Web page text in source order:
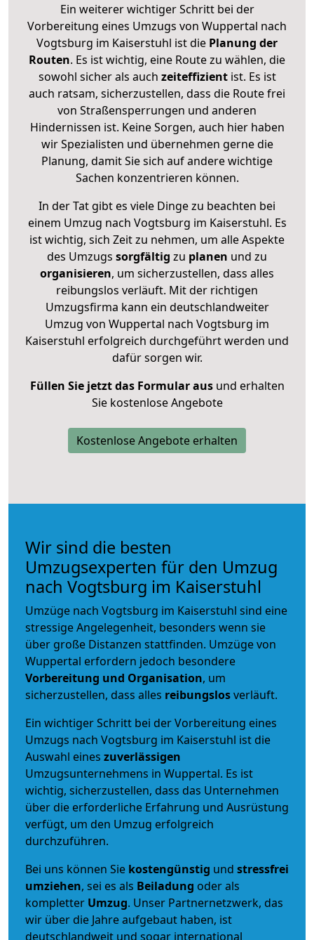
Ein weiterer wichtiger Schritt bei der
Vorbereitung eines Umzugs von Wuppertal nach
Vogtsburg im Kaiserstuhl ist die Planung der
Routen. Es ist wichtig, eine Route zu wählen, die
sowohl sicher als auch zeiteffizientist. Es ist
auch ratsam, sicherzustellen, dass die Route frei
von Straßensperrungen und anderen
Hindernissen ist. Keine Sorgen, auch hier haben
wir Spezialisten und übernehmen gerne die
Planung, damit Sie sich auf andere wichtige
Sachen konzentrieren können.
In der Tat gibt es viele Dinge zu beachten bei
einem Umzug nach Vogtsburg im Kaiserstuhl. Es
ist wichtig, sich Zeit zu nehmen, um alle Aspekte
des Umzugs sorgfältig zu planen und zu
organisieren, um sicherzustellen, dass alles
reibungslos verläuft. Mit der richtigen
Umzugsfirma kann ein deutschlandweiter
Umzug von Wuppertal nach Vogtsburg im
Kaiserstuhl erfolgreich durchgeführt werden und
dafür sorgen wir.
Füllen Sie jetzt das Formular ausund erhalten
Sie kostenlose Angebote
Kostenlose Angebote erhalten
Wir sind die besten
Umzugsexperten für den Umzug
nach Vogtsburg im Kaiserstuhl
Umzüge nach Vogtsburg im Kaiserstuhl sind eine
stressige Angelegenheit, besonders wenn sie
über große Distanzen stattfinden. Umzüge von
Wuppertal erfordern jedoch besondere
Vorbereitung und Organisation, um
sicherzustellen, dass alles reibungslosverläuft.
Ein wichtiger Schritt bei der Vorbereitung eines
Umzugs nach Vogtsburg im Kaiserstuhl ist die
Auswahl eines zuverlässigen
Umzugsunternehmens in Wuppertal. Es ist
wichtig, sicherzustellen, dass das Unternehmen
über die erforderliche Erfahrung und Ausrüstung
verfügt, um den Umzug erfolgreich
durchzuführen.
Bei uns können Sie kostengünstig und stressfrei
umziehen, sei es als Beiladung oder als
kompletter Umzug. Unser Partnernetzwerk, das
wir über die Jahre aufgebaut haben, ist
deutschlandweit und sogar international